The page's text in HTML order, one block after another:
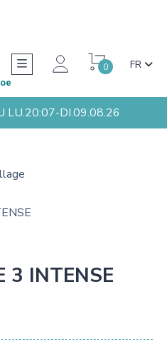
0 FR
LU.20:07-DI.09.08.26
3 INTENSE